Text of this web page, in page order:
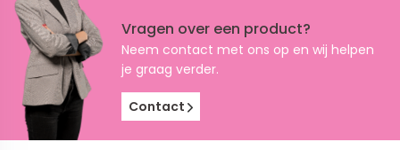
Vragen over een product?
Neem contact met ons op en wij helpen
je graag verder.
Contact